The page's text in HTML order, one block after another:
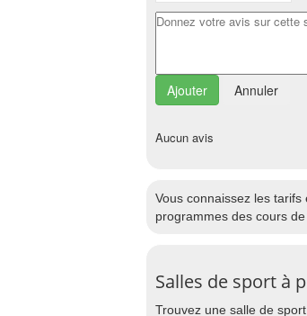
Annuler
Aucun avis
Vous connaissez les
programmes des cours
Salles de sport à
Trouvez une salle de